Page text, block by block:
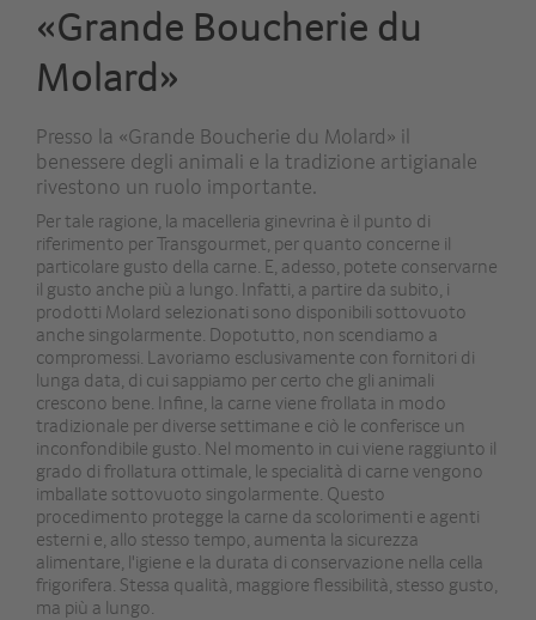
«Grande Boucherie du
Molard»
Presso la «Grande Boucherie du Molard» il
benessere degli animali e la tradizione artigianale
rivestono un ruolo importante.
Per tale ragione, la macelleria ginevrina è il punto di
riferimento per Transgourmet, per quanto concerne il
particolare gusto della carne. E, adesso, potete conservarne
il gusto anche più a lungo. Infatti, a partire da subito, i
prodotti Molard selezionati sono disponibili sottovuoto
anche singolarmente. Dopotutto, non scendiamo a
compromessi. Lavoriamo esclusivamente con fornitori di
lunga data, di cui sappiamo per certo che gli animali
crescono bene. Infine, la carne viene frollata in modo
tradizionale per diverse settimane e ciò le conferisce un
inconfondibile gusto. Nel momento in cui viene raggiunto il
grado di frollatura ottimale, le specialità di carne vengono
imballate sottovuoto singolarmente. Questo
procedimento protegge la carne da scolorimenti e agenti
esterni e, allo stesso tempo, aumenta la sicurezza
alimentare, l'igiene e la durata di conservazione nella cella
frigorifera. Stessa qualità, maggiore flessibilità, stesso gusto,
ma più a lungo.